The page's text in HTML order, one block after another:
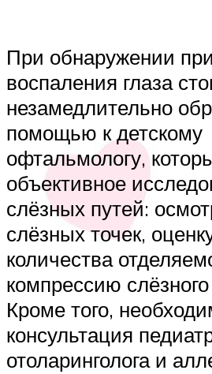
При обнаружении
воспаления глаза
незамедлительно
помощью к детскому
офтальмологу,
объективное
слёзных путей:
слёзных точек,
количества
компрессию
Кроме того,
консультация
отоларинголога и